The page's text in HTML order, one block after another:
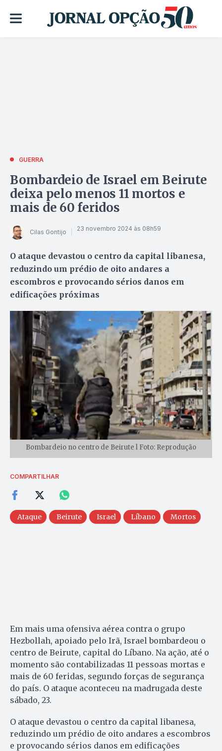
GUERRA
Bombardeio de Israel em Beirute
deixa pelo menos 11 mortos e
mais de 60 feridos
Cilas Gontijo 23 novembro 2024 às 08h59
O ataque devastou o centro da capital libanesa,
reduzindo um prédio de oito andares a
escombros e provocando sérios danos em
edificações próximas
Bombardeio no centro de Beirute l Foto: Reprodução
COMPARTILHAR
Ataque Beirute Israel Líbano Mortos
Em mais uma ofensiva aérea contra o grupo
Hezbollah, apoiado pelo Irã, Israel bombardeou o
centro de Beirute, capital do Líbano. Na ação, até o
momento são contabilizadas 11 pessoas mortas e
mais de 60 feridas, segundo forças de segurança
do país. O ataque aconteceu na madrugada deste
sábado, 23.
O ataque devastou o centro da capital libanesa,
reduzindo um prédio de oito andares a escombros
e provocando sérios danos em edificações